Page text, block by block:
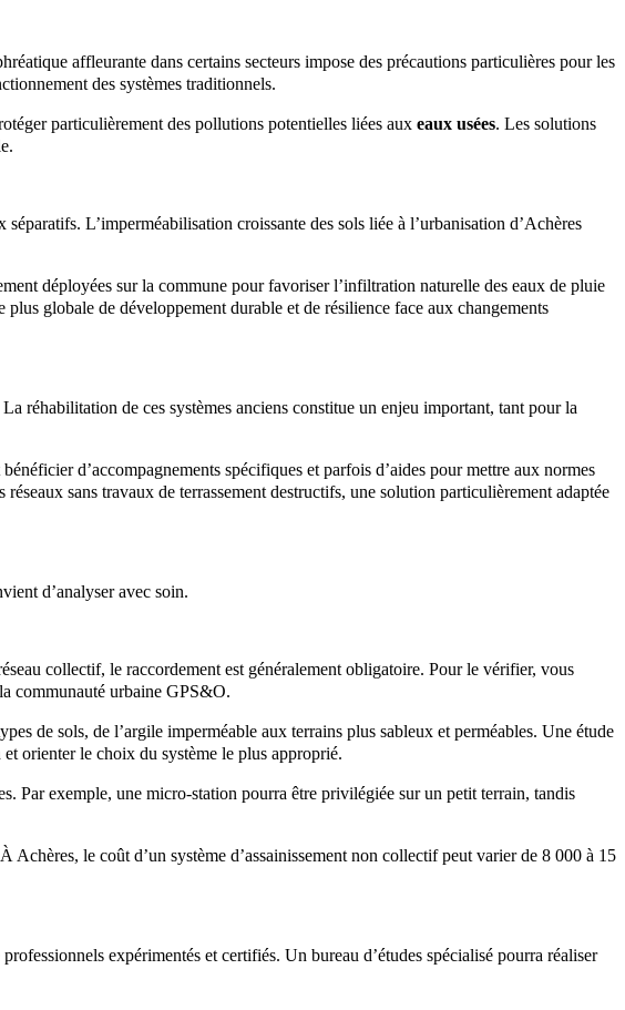
affleurante dans certains secteurs impose des précautions particulières pour les
des systèmes traditionnels.
particulièrement des pollutions potentielles liées aux eaux usées. Les solutions
L’imperméabilisation croissante des sols liée à l’urbanisation d’Achères
déployées sur la commune pour favoriser l’infiltration naturelle des eaux de pluie
globale de développement durable et de résilience face aux changements
réhabilitation de ces systèmes anciens constitue un enjeu important, tant pour la
d’accompagnements spécifiques et parfois d’aides pour mettre aux normes
sans travaux de terrassement destructifs, une solution particulièrement adaptée
d’analyser avec soin.
collectif, le raccordement est généralement obligatoire. Pour le vérifier, vous
communauté urbaine GPS&O.
de sols, de l’argile imperméable aux terrains plus sableux et perméables. Une étude
orienter le choix du système le plus approprié.
Par exemple, une micro-station pourra être privilégiée sur un petit terrain, tandis
le coût d’un système d’assainissement non collectif peut varier de 8 000 à 15
professionnels expérimentés et certifiés. Un bureau d’études spécialisé pourra réaliser